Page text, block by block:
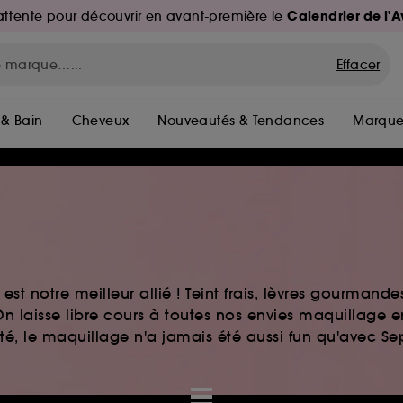
pour découvrir en avant-première leCalendrier de
Effacer
Bain Cheveux Nouveautés & Tendances
notre meilleur allié ! Teint frais, lèvres
laisse libre cours à toutes nos envies maquillage
le maquillage n'a jamais été aussi fun qu'avec